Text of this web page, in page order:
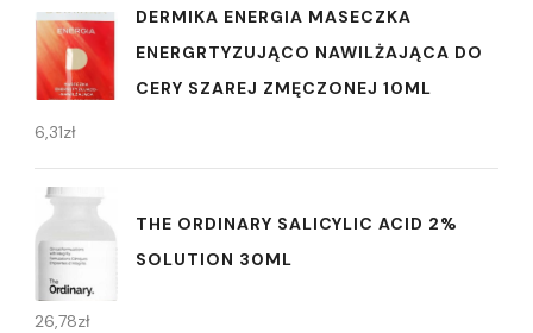
DERMIKA ENERGIA MASECZKA
ENERGRTYZUJĄCO NAWILŻAJĄCA DO
CERY SZAREJ ZMĘCZONEJ 10ML
6,31zł
THE ORDINARY SALICYLIC ACID 2%
SOLUTION 30ML
26,78zł